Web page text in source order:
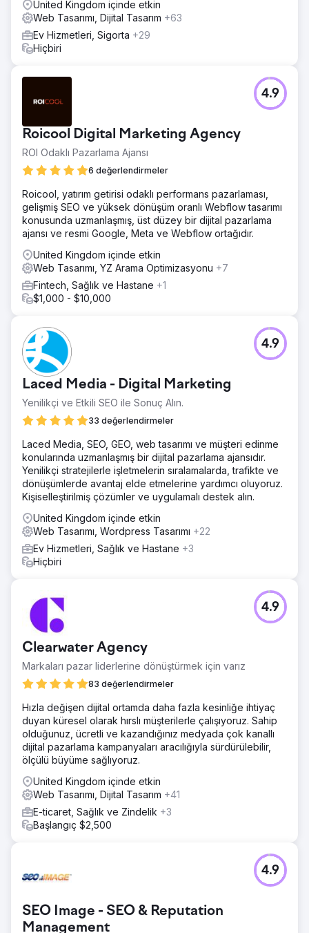
United Kingdom içinde etkin
Web Tasarımı, Dijital Tasarım +63
Ev Hizmetleri, Sigorta +29
Hiçbiri
Roicool Digital Marketing Agency
ROI Odaklı Pazarlama Ajansı
6 değerlendirmeler
4.9
Roicool, yatırım getirisi odaklı performans pazarlaması,
gelişmiş SEO ve yüksek dönüşüm oranlı Webflow tasarımı
konusunda uzmanlaşmış, üst düzey bir dijital pazarlama
ajansı ve resmi Google, Meta ve Webflow ortağıdır.
United Kingdom içinde etkin
Web Tasarımı, YZ Arama Optimizasyonu +7
Fintech, Sağlık ve Hastane +1
$1,000 - $10,000
Laced Media - Digital Marketing
Yenilikçi ve Etkili SEO ile Sonuç Alın.
33 değerlendirmeler
4.9
Laced Media, SEO, GEO, web tasarımı ve müşteri edinme
konularında uzmanlaşmış bir dijital pazarlama ajansıdır.
Yenilikçi stratejilerle işletmelerin sıralamalarda, trafikte ve
dönüşümlerde avantaj elde etmelerine yardımcı oluyoruz.
Kişiselleştirilmiş çözümler ve uygulamalı destek alın.
United Kingdom içinde etkin
Web Tasarımı, Wordpress Tasarımı +22
Ev Hizmetleri, Sağlık ve Hastane +3
Hiçbiri
Clearwater Agency
Markaları pazar liderlerine dönüştürmek için varız
83 değerlendirmeler
4.9
Hızla değişen dijital ortamda daha fazla kesinliğe ihtiyaç
duyan küresel olarak hırslı müşterilerle çalışıyoruz. Sahip
olduğunuz, ücretli ve kazandığınız medyada çok kanallı
dijital pazarlama kampanyaları aracılığıyla sürdürülebilir,
ölçülü büyüme sağlıyoruz.
United Kingdom içinde etkin
Web Tasarımı, Dijital Tasarım +41
E-ticaret, Sağlık ve Zindelik +3
Başlangıç $2,500
SEO Image - SEO & Reputation
Management
4.9